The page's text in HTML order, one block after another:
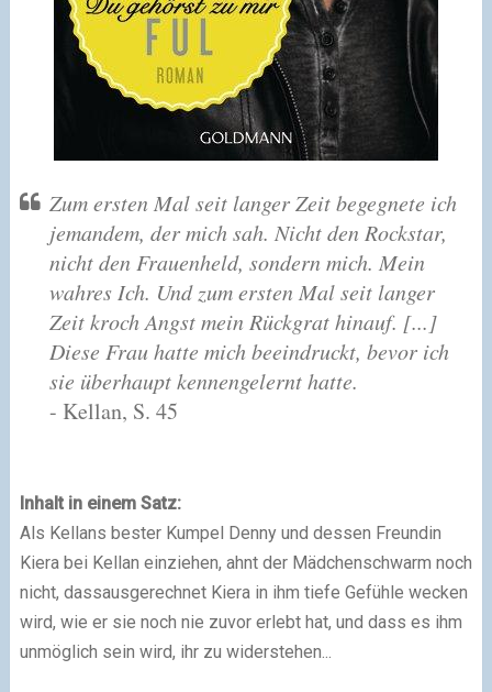
Zum ersten Mal seit langer Zeit begegnete ich
jemandem, der mich sah. Nicht den Rockstar,
nicht den Frauenheld, sondern mich. Mein
wahres Ich. Und zum ersten Mal seit langer
Zeit kroch Angst mein Rückgrat hinauf. [...]
Diese Frau hatte mich beeindruckt, bevor ich
sie überhaupt kennengelernt hatte.
- Kellan, S. 45
Inhalt in einem Satz:
Als Kellans bester Kumpel Denny und dessen Freundin
Kiera bei Kellan einziehen, ahnt der Mädchenschwarm noch
nicht, dassausgerechnet Kiera in ihm tiefe Gefühle wecken
wird, wie er sie noch nie zuvor erlebt hat, und dass es ihm
unmöglich sein wird, ihr zu widerstehen...